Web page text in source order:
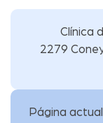
Clínica
2279
Página